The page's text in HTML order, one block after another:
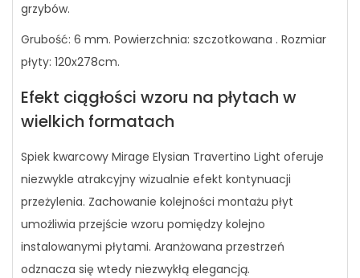
grzybów.
Grubość: 6 mm. Powierzchnia: szczotkowana . Rozmiar
płyty: 120x278cm.
Efekt ciągłości wzoru na płytach w
wielkich formatach
Spiek kwarcowy Mirage Elysian Travertino Light oferuje
niezwykle atrakcyjny wizualnie efekt kontynuacji
przeżylenia. Zachowanie kolejności montażu płyt
umożliwia przejście wzoru pomiędzy kolejno
instalowanymi płytami. Aranżowana przestrzeń
odznacza się wtedy niezwykłą elegancją.